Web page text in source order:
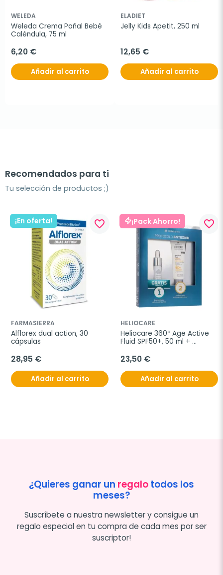
WELEDA
Weleda Crema Pañal Bebé
Caléndula, 75 ml
6,20 €
Añadir al carrito
ELADIET
Jelly Kids Apetit, 250 ml
12,65 €
Añadir al carrito
Recomendados para ti
Tu selección de productos ;)
¡En oferta! favorite_border
FARMASIERRA
Alflorex dual action, 30
cápsulas
28,95 €
Añadir al carrito
¡Pack Ahorro! favorite_border
HELIOCARE
Heliocare 360º Age Active
Fluid SPF50+, 50 ml +
Hyaluboost Serum
23,50 €
Añadir al carrito
¿Quieres ganar un regalotodos los
meses?
Suscríbete a nuestra newsletter y consigue un
regalo especial en tu compra de cada mes por ser
suscriptor!